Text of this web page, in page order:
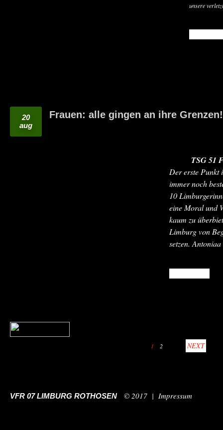
unsere
20
aug
Frauen: alle gingen an ihre Grenzen!
TSG 51
Der erste Punkt
immer noch
10
eine Moral und
kaum zu
Limburg von
setzen.
1 2 NEXT
VFR 07 LIMBURG ROTHOSEN © 2017 | Impressum